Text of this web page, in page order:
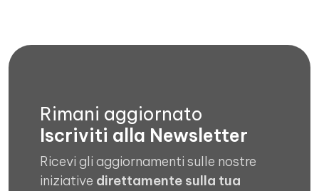
Rimani aggiornato
Iscriviti alla Newsletter
Ricevi gli aggiornamenti sulle nostre
iniziative direttamente sulla tua